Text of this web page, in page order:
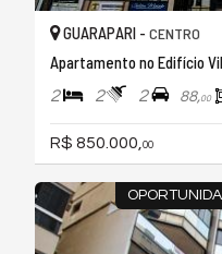
GUARAPARI - CENTRO
Apartamento no Edifício
2 2 2 88,00
R$ 850.000, 00